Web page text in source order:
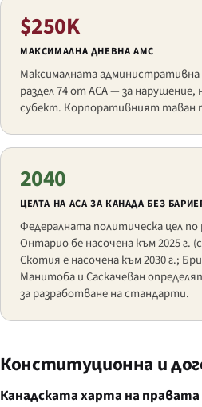
$250K
МАКСИМАЛНА ДНЕВНА АМС
Максималната административна
раздел 74 от ACA — за нарушение,
субект. Корпоративният таван
2040
ЦЕЛТА НА ACA ЗА КАНАДА БЕЗ
Федералната политическа цел по
Онтарио бе насочена към 2025 г.
Скотия е насочена към 2030 г.;
Манитоба и Саскачеван
за разработване на стандарти.
Конституционна и
Канадската харта на